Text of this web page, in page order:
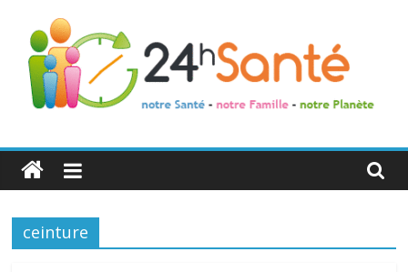
24h
Santé
Laceinture